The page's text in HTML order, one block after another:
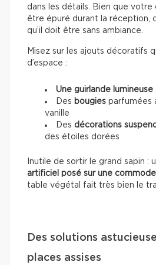
dans les détails. Bien que votre
être épuré durant la réception,
qu’il doit être sans ambiance.
Misez sur les ajouts décoratifs
d’espace :
Une guirlande lumineuse
Des bougies parfumées
vanille
Des décorations
des étoiles dorées
Inutile de sortir le grand sapin :
artificiel posé sur une commode
table végétal fait très bien le
Des solutions
places assises